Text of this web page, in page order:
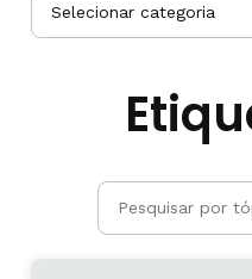
Selecionar categoria